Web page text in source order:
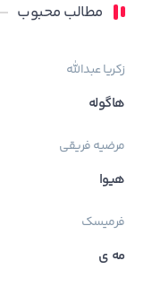
مطالب محبوب
زکریا عبدالله
هاگوله
مرضیه فریقی
هیوا
فرمیسک
مه ی